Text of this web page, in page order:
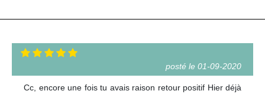
posté le 01-09-2020
Cc, encore une fois tu avais raison retour positif Hier déjà